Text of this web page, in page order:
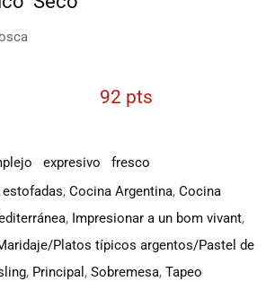
92 pts
expresivo
fresco
estofadas, Cocina Argentina, Cocina
, Impresionar a un bom vivant,
Platos típicos argentos/Pastel de
, Principal , Sobremesa, Tapeo